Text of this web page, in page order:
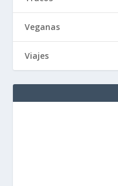
Veganas
Viajes